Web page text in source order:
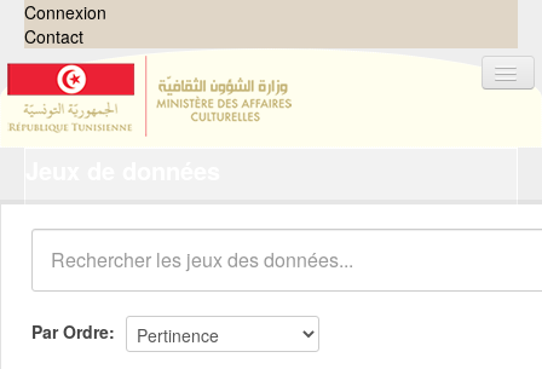
Connexion
Contact
Organisations
Groupes
Demandes 0
À propos
Par Ordre